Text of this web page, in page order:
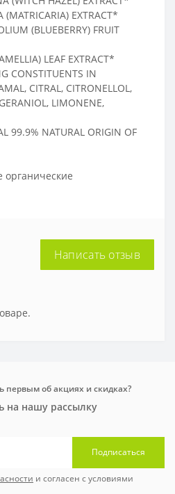
(MATRICARIA) EXTRACT*
(BLUEBERRY) FRUIT
LEAF EXTRACT*
CONSTITUENTS IN
CITRAL, CITRONELLOL,
LIMONENE,
99.9% NATURAL ORIGIN OF
Написать отзыв
первым об акциях и скидках?
на нашу рассылку
Подписаться
и согласен с условиями